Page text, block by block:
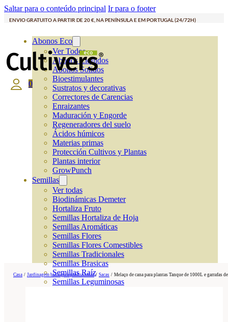
Saltar para o conteúdo principal Ir para o footer
ENVIO GRATUITO A PARTIR DE 20 €, NA PENÍNSULA E EM PORTUGAL (24/72H)
Abonos Eco
Ver Todos
Abonos Líquidos
Abonos Solidos
Bioestimulantes
Sustratos y decorativas
Correctores de Carencias
Enraizantes
Maduración y Engorde
Regeneradores del suelo
Ácidos húmicos
Materias primas
Protección Cultivos y Plantas
Plantas interior
GrowPunch
Semillas
Ver todas
Biodinámicas Demeter
Hortaliza Fruto
Semillas Hortaliza de Hoja
Semillas Aromáticas
Semillas Flores
Semillas Flores Comestibles
Semillas Tradicionales
Semillas Brasicas
Semillas Raíz
Semillas Leguminosas
0
Casa / Jardinagem biológica profissional / Sacas / Melaço de cana para plantas Tanque de 1000L e garrafas